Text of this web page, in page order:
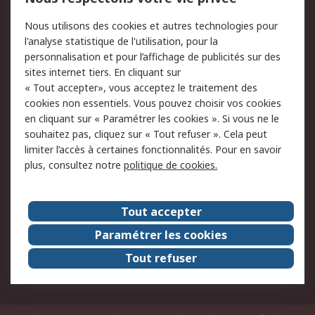
Retours
Support technique
Track & trace
Legal
Politique de cookies
Sécurité des e-mails
Politique de protection
des données - Mise à
jour
Conditions générales
de vente
A propos de RS
Le groupe RS Group
A propos de RS
RS dans le monde
Travaillez chez RS
ESG
Nous utilisons des cookies et autres technologies pour
l'analyse statistique de l'utilisation, pour la
personnalisation et pour l’affichage de publicités sur des
sites internet tiers. En cliquant sur
« Tout accepter», vous acceptez le traitement des
cookies non essentiels. Vous pouvez choisir vos cookies
en cliquant sur « Paramétrer les cookies ». Si vous ne le
souhaitez pas, cliquez sur « Tout refuser ». Cela peut
limiter l’accès à certaines fonctionnalités. Pour en savoir
plus, consultez notre politique de cookies.
Tout accepter
Paramétrer les cookies
Tout refuser